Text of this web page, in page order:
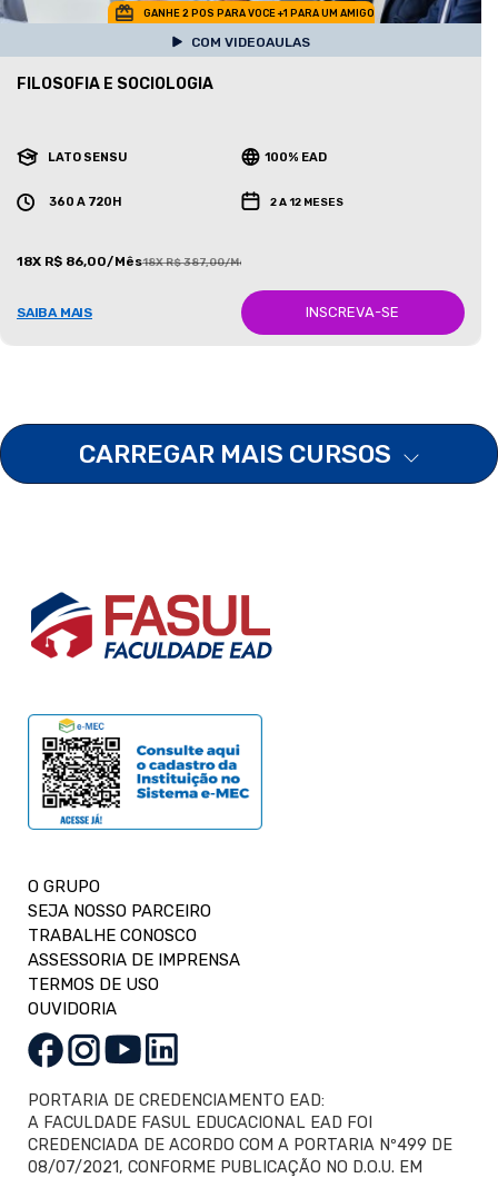
GANHE 2 POS PARA VOCE +1 PARA UM AMIGO
COM VIDEOAULAS
FILOSOFIA E SOCIOLOGIA
LATO SENSU 100% EAD
360 A 720H 2 A 12 MESES
18X R$ 86,00/Mês18X R$ 387,00/Mês
SAIBA MAIS INSCREVA-SE
CARREGAR MAIS CURSOS
O GRUPO
SEJA NOSSO PARCEIRO
TRABALHE CONOSCO
ASSESSORIA DE IMPRENSA
TERMOS DE USO
OUVIDORIA
PORTARIA DE CREDENCIAMENTO EAD:
A FACULDADE FASUL EDUCACIONAL EAD FOI
CREDENCIADA DE ACORDO COM A PORTARIA Nº499 DE
08/07/2021, CONFORME PUBLICAÇÃO NO D.O.U. EM